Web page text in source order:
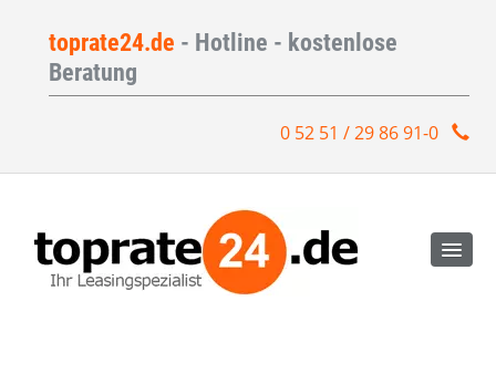
toprate24.de - Hotline - kostenlose
Beratung
0 52 51 / 29 86 91-0